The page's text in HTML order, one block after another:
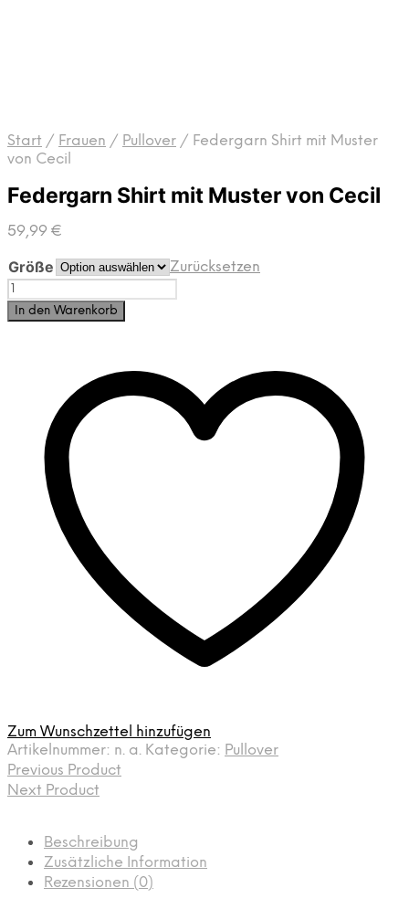
Start / Frauen / Pullover / Federgarn Shirt mit Muster
von Cecil
Federgarn Shirt mit Muster von Cecil
59,99 €
Größe
Zurücksetzen
Federgarn
Shirt
mit
In den Warenkorb
Zum Wunschzettel hinzufügen
Artikelnummer: n. a. Kategorie: Pullover
Previous Product
Next Product
Beschreibung
Zusätzliche Information
Rezensionen (0)